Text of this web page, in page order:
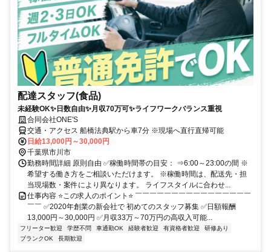
配達スタッフ(食品)
未経験OK✨日数自由✨月収70万可✨ライフワークバランス重視
合同会社ONE′S
交通・アクセス 船橋法典駅から車7分 ※現場へ直行直帰可能
日給13,000円～30,000円
千葉県市川市
勤務時間詳細 原則自由 ✅稼働時間帯の目安： ⇒6:00～23:00の間 ※
希望する働き方をご相談いただけます。 ※稼働時間は、配送先・担
当現場数・案件により異なります。 ライフスタイルに合わせ...
仕事内容 ⭐この求人のポイント⭐ ￣￣￣￣￣￣￣￣￣￣￣￣￣￣￣￣
￣￣ ✅2020年創業の新会社で 初めてのスタッフ募集 ✅日額報酬
13,000円～30,000円 ✅月収33万～70万円の高収入可能...
フリーター歓迎 学歴不問 車通勤OK 経験者歓迎 有資格者歓迎
研修あり
ブランクOK
長期歓迎